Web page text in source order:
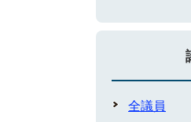
全議員